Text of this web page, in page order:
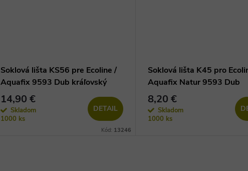
Soklová lišta KS56 pre Ecoline /
Aquafix 9593 Dub kráľovský
tmavý
14,90 €
Skladom
1000 ks
DETAIL
Kód: 13246
Soklová lišta K45 pro
Aquafix Natur 9593 Dub
kráľovský tmavý
8,20 €
Skladom
1000 ks